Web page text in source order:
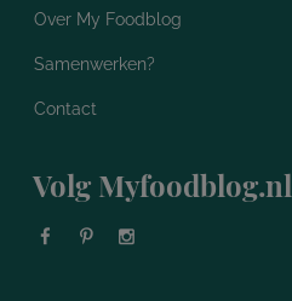
Over My Foodblog
Samenwerken?
Contact
Volg Myfoodblog.nl